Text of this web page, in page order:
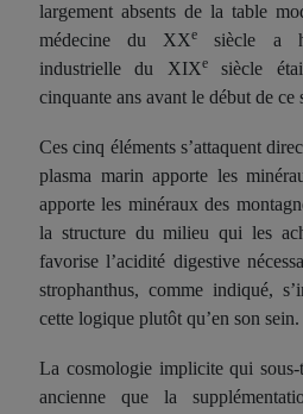
largement absents de la table
médecine du XXe
siècle a
industrielle du XIXesiècle
cinquante ans avant le début de ce
Ces cinq éléments s’attaquent
plasma marin apporte les
apporte les minéraux des
la structure du milieu qui les
favorise l’acidité digestive
strophanthus, comme indiqué,
cette logique plutôt qu’en son sein.
La cosmologie implicite qui
ancienne que la